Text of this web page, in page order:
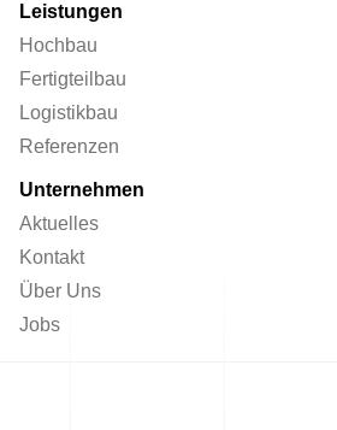
Leistungen
Hochbau
Fertigteilbau
Logistikbau
Referenzen
Unternehmen
Aktuelles
Kontakt
Über Uns
Jobs